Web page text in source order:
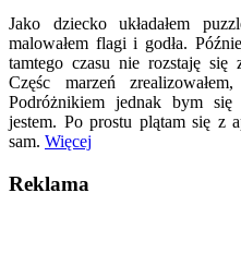
Jako dziecko układałem
malowałem flagi i godła.
tamtego czasu nie rozstaję się
Częśc marzeń
Podróżnikiem jednak bym
jestem. Po prostu plątam się z
sam. Więcej
Reklama